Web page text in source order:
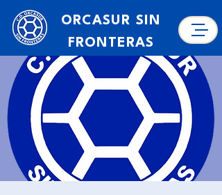
ORCASUR SIN
FRONTERAS